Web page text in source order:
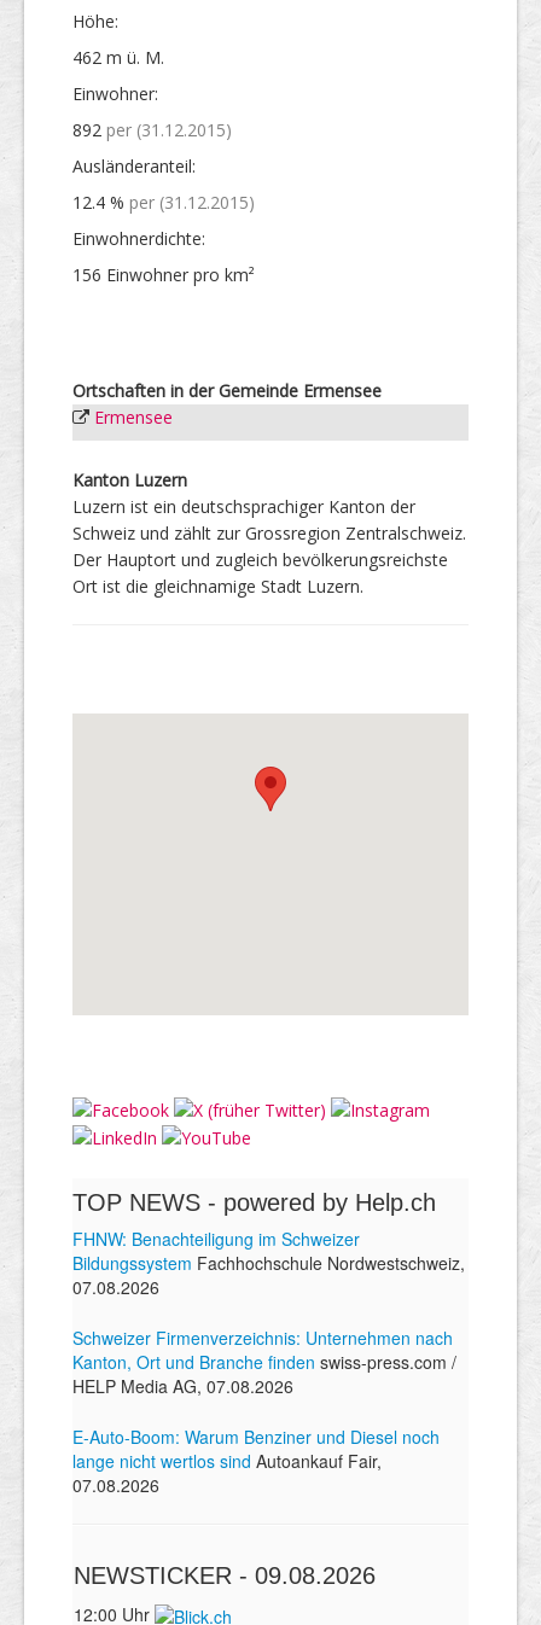
Höhe:
462 m ü. M.
Einwohner:
892 per (31.12.2015)
Ausländer­anteil:
12.4 % per (31.12.2015)
Einwohner­dichte:
156 Einwohner pro km²
Ortschaften in der Gemeinde Ermensee
Ermensee
Kanton Luzern
Luzern ist ein deutschsprachiger Kanton der
Schweiz und zählt zur Grossregion Zentralschweiz.
Der Hauptort und zugleich bevölkerungsreichste
Ort ist die gleichnamige Stadt Luzern.